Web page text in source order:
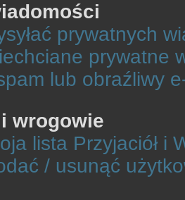
prywatnych
prywatne
lub obraźliwy
wrogowie
lista Przyjaciół i
/ usunąć